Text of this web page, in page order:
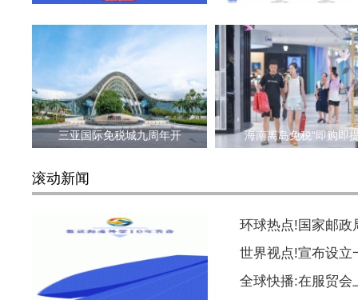
三亚国际免税城九周年开 海南离岛免税“即购即
滚动新闻
环球热点!国家邮政
世界视点!宣布设立
全球快播:在服贸会